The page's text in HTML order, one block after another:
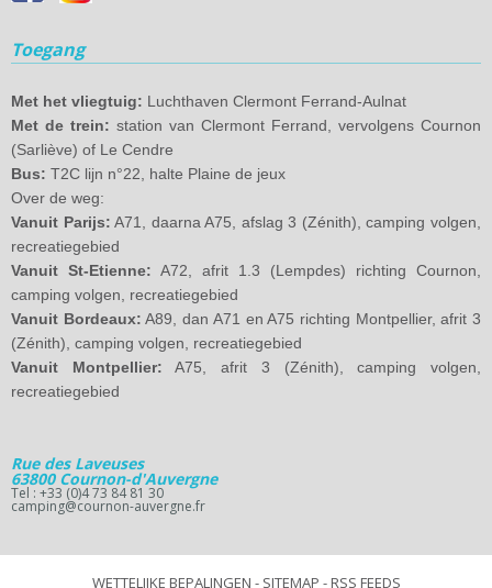
Toegang
Met het vliegtuig: Luchthaven Clermont Ferrand-Aulnat
Met de trein: station van Clermont Ferrand, vervolgens Cournon
(Sarliève) of Le Cendre
Bus: T2C lijn n°22, halte Plaine de jeux
Over de weg:
Vanuit Parijs: A71, daarna A75, afslag 3 (Zénith), camping volgen,
recreatiegebied
Vanuit St-Etienne: A72, afrit 1.3 (Lempdes) richting Cournon,
camping volgen, recreatiegebied
Vanuit Bordeaux: A89, dan A71 en A75 richting Montpellier, afrit 3
(Zénith), camping volgen, recreatiegebied
Vanuit Montpellier: A75, afrit 3 (Zénith), camping volgen,
recreatiegebied
Rue des Laveuses
63800 Cournon-d'Auvergne
Tel : +33 (0)4 73 84 81 30
camping@cournon-auvergne.fr
WETTELIJKE BEPALINGEN - SITEMAP -RSS FEEDS